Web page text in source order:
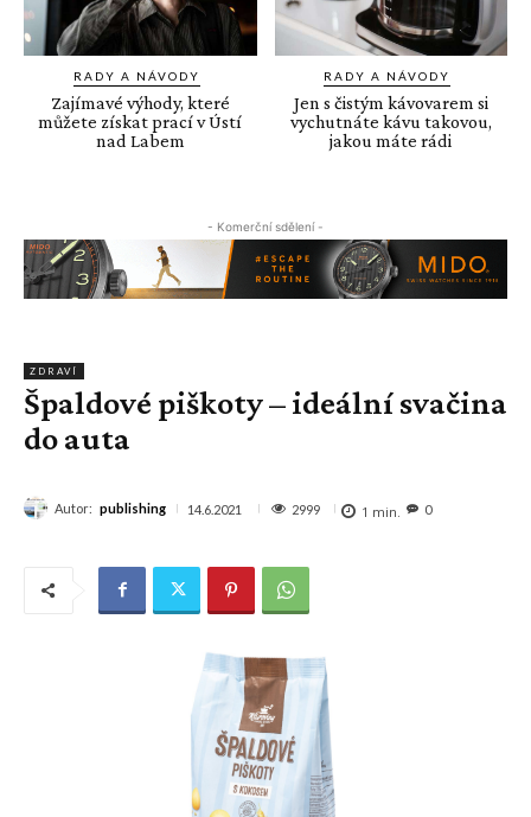
RADY A NÁVODY
Zajímavé výhody, které
můžete získat prací v Ústí
nad Labem
RADY A NÁVODY
Jen s čistým kávovarem si
vychutnáte kávu takovou,
jakou máte rádi
- Komerční sdělení -